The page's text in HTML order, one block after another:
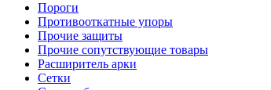
Пороги
Противооткатные упоры
Прочие защиты
Прочие сопутствующие товары
Расширитель арки
Сетки